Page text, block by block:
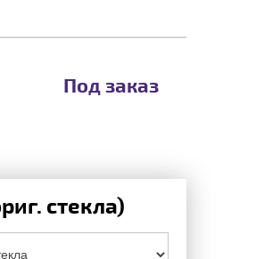
Под заказ
стекла)